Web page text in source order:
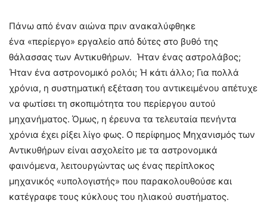
Πάνω από έναν αιώνα πριν ανακαλύφθηκε
ένα «περίεργο» εργαλείο από δύτες στο βυθό της
θάλασσας των Αντικυθήρων. Ήταν ένας αστρολάβος;
Ήταν ένα αστρονομικό ρολόι; Ή κάτι άλλο; Για πολλά
χρόνια, η συστηματική εξέταση του αντικειμένου απέτυχε
να φωτίσει τη σκοπιμότητα του περίεργου αυτού
μηχανήματος. Όμως, η έρευνα τα τελευταία πενήντα
χρόνια έχει ρίξει λίγο φως. Ο περίφημος Μηχανισμός των
Αντικυθήρων είναι ασχολείτο με τα αστρονομικά
φαινόμενα, λειτουργώντας ως ένας περίπλοκος
μηχανικός «υπολογιστής» που παρακολουθούσε και
κατέγραφε τους κύκλους του ηλιακού συστήματος.